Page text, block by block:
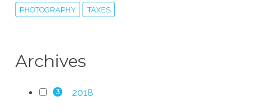
PHOTOGRAPHY TAXES
Archives
3 2018